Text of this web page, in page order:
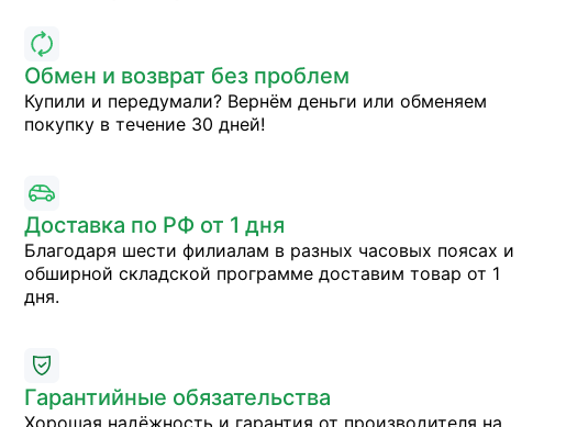
Обмен и возврат без проблем
Купили и передумали? Вернём деньги или обменяем
покупку в течение 30 дней!
Доставка по РФ от 1 дня
Благодаря шести филиалам в разных часовых поясах и
обширной складской программе доставим товар от 1
дня.
Гарантийные обязательства
Хорошая надёжность и гарантия от производителя на